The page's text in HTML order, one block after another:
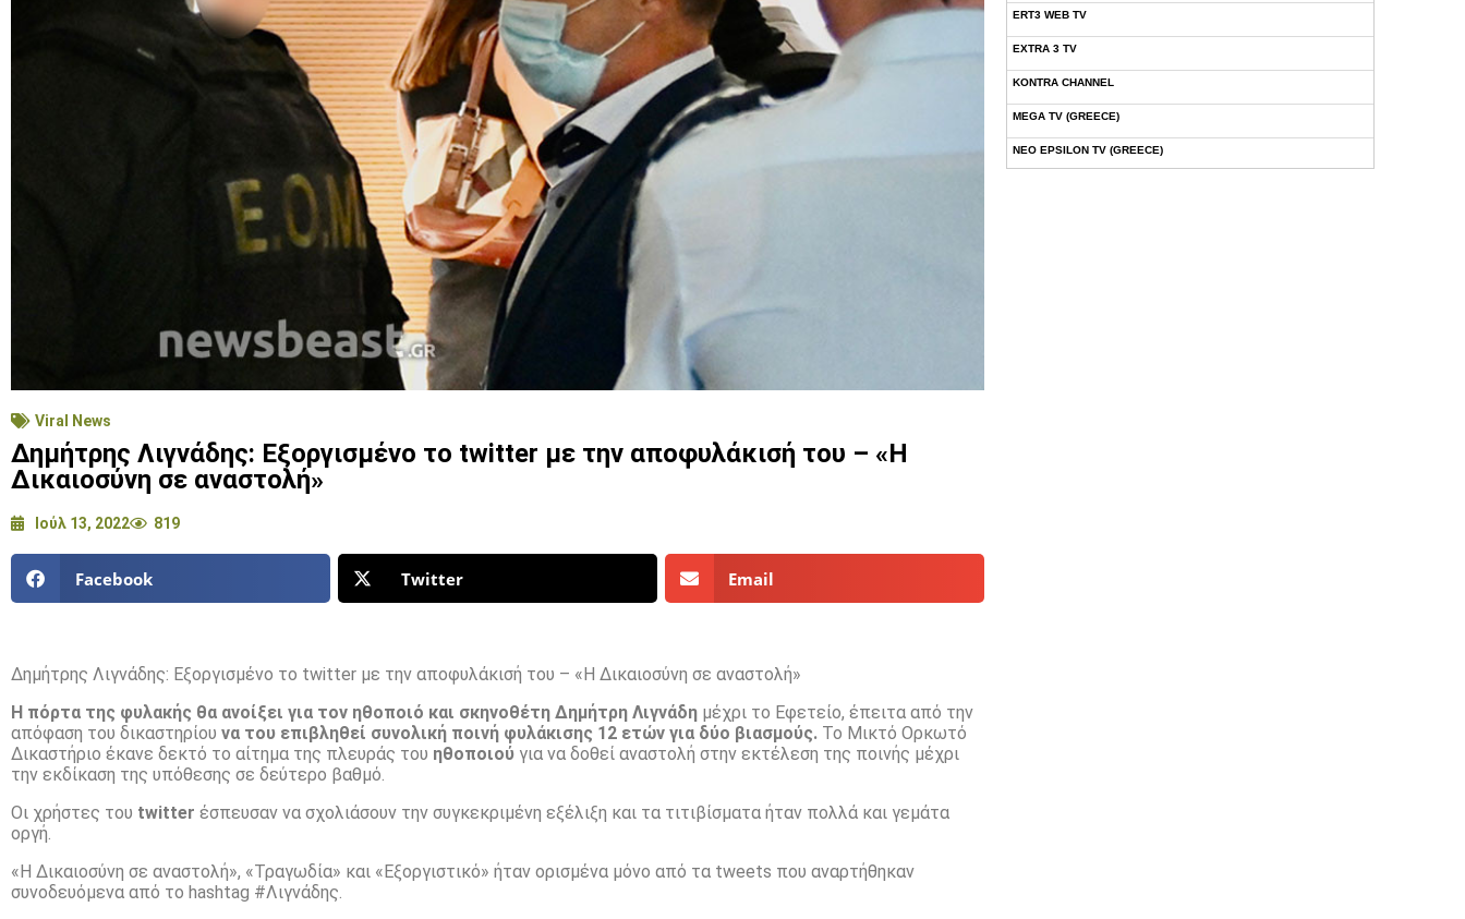
Viral News
Δημήτρης Λιγνάδης: Εξοργισμένο το twitter με την αποφυλάκισή του – «Η
Δικαιοσύνη σε αναστολή»
Ιούλ 13, 2022 819
Facebook Twitter Email
Δημήτρης Λιγνάδης: Εξοργισμένο το twitter με την αποφυλάκισή του – «Η Δικαιοσύνη σε αναστολή»
Η πόρτα της φυλακής θα ανοίξει για τον ηθοποιό και σκηνοθέτη Δημήτρη Λιγνάδη μέχρι το Εφετείο, έπειτα από την
απόφαση του δικαστηρίου να του επιβληθεί συνολική ποινή φυλάκισης 12 ετών για δύο βιασμούς. Το Μικτό Ορκωτό
Δικαστήριο έκανε δεκτό το αίτημα της πλευράς του ηθοποιού για να δοθεί αναστολή στην εκτέλεση της ποινής μέχρι
την εκδίκαση της υπόθεσης σε δεύτερο βαθμό.
Οι χρήστες του twitter έσπευσαν να σχολιάσουν την συγκεκριμένη εξέλιξη και τα τιτιβίσματα ήταν πολλά και γεμάτα
οργή.
«Η Δικαιοσύνη σε αναστολή», «Τραγωδία» και «Εξοργιστικό» ήταν ορισμένα μόνο από τα tweets που αναρτήθηκαν
συνοδευόμενα από το hashtag #Λιγνάδης.
ERT3 WEB TV
EXTRA 3 TV
KONTRA CHANNEL
MEGA TV (GREECE)
NEO EPSILON TV (GREECE)